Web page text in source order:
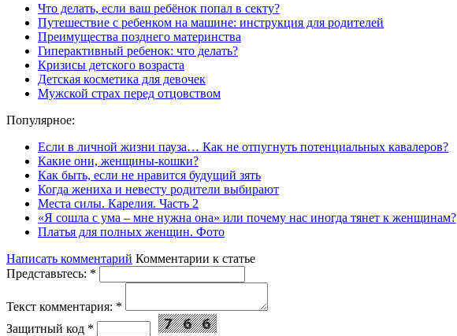
Что делать, если ваш ребёнок попал в секту?
Путешествие с ребенком на машине: инструкция для родителей
Преимущества позднего материнства
Гиперактивный ребенок: что делать?
Кризисы детского возраста
Детская косметика для девочек
Мужской страх перед отцовством
Популярное:
Если в личной жизни пауза… Как не отпугнуть потенциальных кавалеров?
Какие они, женщины-кошки?
Как быть, если не нравится будущий зять
Когда жениха и невесту родители выбирают
Места силы. Карелия. Часть 2
«Я сошла с ума – мне нужна она» или почему нас иногда тянет к женщинам?
Платья для полных женщин. Фото
Написать комментарий Комментарии к статье
Представьтесь: *
Текст комментария: *
Защитный код *